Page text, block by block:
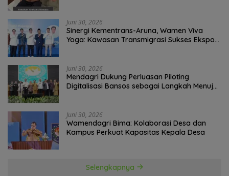
Juni 30, 2026
Sinergi Kementrans-Aruna, Wamen Viva
Yoga: Kawasan Transmigrasi Sukses Ekspor
Juni 30, 2026
Mendagri Dukung Perluasan Piloting
Digitalisasi Bansos sebagai Langkah Menuju
Juni 30, 2026
Wamendagri Bima: Kolaborasi Desa dan
Kampus Perkuat Kapasitas Kepala Desa
Selengkapnya